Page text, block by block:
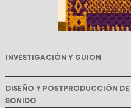
INVESTIGACIÓN Y GUION
DISEÑO Y POSTPRODUCCIÓN DE
SONIDO